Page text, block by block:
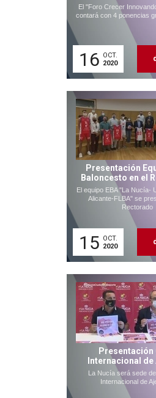
El "Foro Crecer
contará con 4 ponencias
16 OCT.
2020
Presentación
Baloncesto en el
El equipo EBA "La Nucía-
Alicante-FLBA" se
Rectorado
15 OCT.
2020
Presentación
Internacional
La Nucía será sede
Internacional de